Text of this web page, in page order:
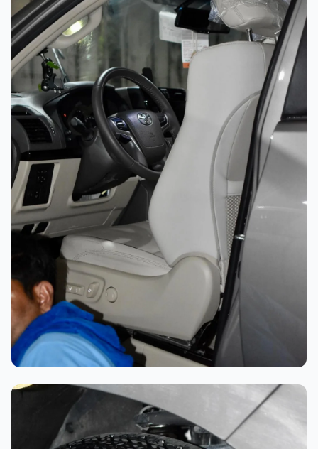
تلميع احترافي